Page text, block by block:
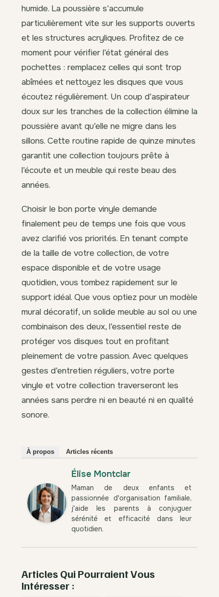
humide. La poussière s’accumule
particulièrement vite sur les supports ouverts
et les structures acryliques. Profitez de ce
moment pour vérifier l’état général des
pochettes : remplacez celles qui sont trop
abîmées et nettoyez les disques que vous
écoutez régulièrement. Un coup d’aspirateur
doux sur les tranches de la collection élimine la
poussière avant qu’elle ne migre dans les
sillons. Cette routine rapide de quinze minutes
garantit une collection toujours prête à
l’écoute et un meuble qui reste beau des
années.
Choisir le bon porte vinyle demande
finalement peu de temps une fois que vous
avez clarifié vos priorités. En tenant compte
de la taille de votre collection, de votre
espace disponible et de votre usage
quotidien, vous tombez rapidement sur le
support idéal. Que vous optiez pour un modèle
mural décoratif, un solide meuble au sol ou une
combinaison des deux, l’essentiel reste de
protéger vos disques tout en profitant
pleinement de votre passion. Avec quelques
gestes d’entretien réguliers, votre porte
vinyle et votre collection traverseront les
années sans perdre ni en beauté ni en qualité
sonore.
À propos Articles récents
Élise Montclar
Maman de deux enfants et
passionnée d'organisation familiale,
j'aide les parents à conjuguer
sérénité et efficacité dans leur
quotidien.
Articles Qui Pourraient Vous
Intéresser :